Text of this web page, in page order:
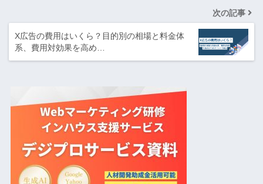
次の記事
X広告の費用はいくら？目的別の相場と料金体
系、費用対効果を高め…